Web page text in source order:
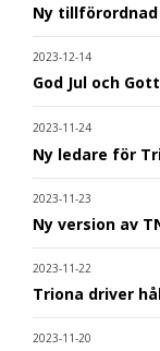
Ny
2023-12-14
God Jul och
2023-11-24
Ny ledare för
2023-11-23
Ny version av
2023-11-22
Triona driver
2023-11-20